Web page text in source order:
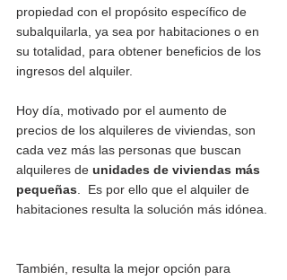
propiedad con el propósito específico de
subalquilarla, ya sea por habitaciones o en
su totalidad, para obtener beneficios de los
ingresos del alquiler.
Hoy día, motivado por el aumento de
precios de los alquileres de viviendas, son
cada vez más las personas que buscan
alquileres de unidades de viviendas más
pequeñas .  Es por ello que el alquiler de
habitaciones resulta la solución más idónea.
También, resulta la mejor opción para